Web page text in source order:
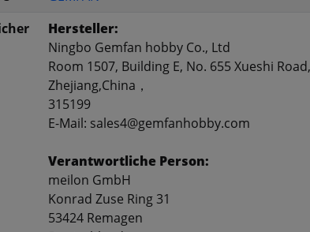
Hersteller:
Ningbo Gemfan hobby Co., Ltd
Room 1507, Building E, No. 655 Xueshi
Zhejiang,China，
315199
E-Mail: sales4@gemfanhobby.com
Verantwortliche Person:
meilon GmbH
Konrad Zuse Ring 31
53424 Remagen